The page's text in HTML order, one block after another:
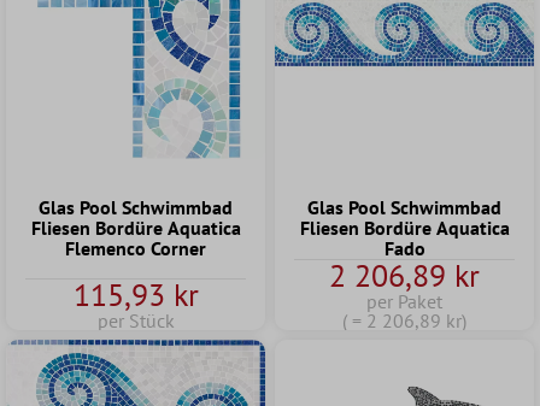
Glas Pool Schwimmbad
Fliesen Bordüre Aquatica
Flemenco Corner
115,93 kr
per Stück
Glas Pool Schwimmbad
Fliesen Bordüre Aquatica
Fado
2 206,89 kr
per Paket
( = 2 206,89 kr)